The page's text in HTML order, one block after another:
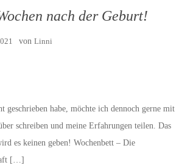
nach der Geburt!
von Linni
habe, möchte ich dennoch gerne mit
schreiben und meine Erfahrungen teilen. Das
es keinen geben! Wochenbett – Die
[…]